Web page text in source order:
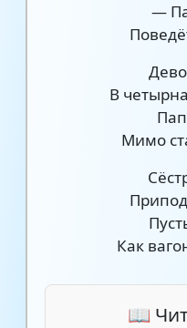
—
В
Мимо
Как
📖